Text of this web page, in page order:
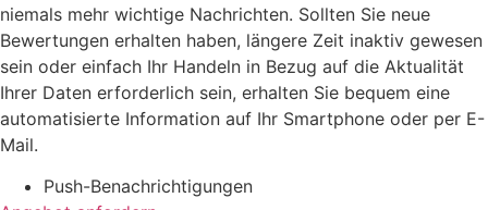
niemals mehr wichtige Nachrichten. Sollten Sie neue
Bewertungen erhalten haben, längere Zeit inaktiv gewesen
sein oder einfach Ihr Handeln in Bezug auf die Aktualität
Ihrer Daten erforderlich sein, erhalten Sie bequem eine
automatisierte Information auf Ihr Smartphone oder per E-
Mail.
Push-Benachrichtigungen